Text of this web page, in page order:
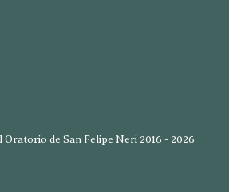
de San Felipe Neri 2016 - 2026